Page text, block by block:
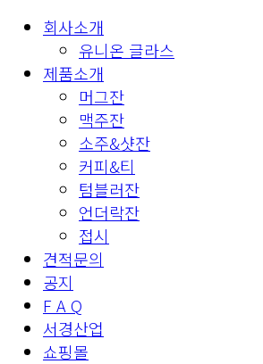
회사소개
유니온 글라스
제품소개
머그잔
맥주잔
소주&샷잔
커피&티
텀블러잔
언더락잔
접시
견적문의
공지
F A Q
서경산업
쇼핑몰